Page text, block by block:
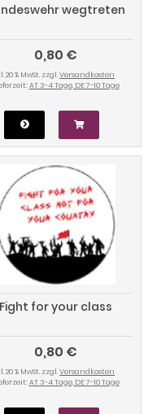
wegtreten
0,80 €
20 % MwSt. zzgl.Versandkosten
AT 3-4 Tage, DE 7-10 Tage
Fight for your class
0,80 €
20 % MwSt. zzgl.Versandkosten
AT 3-4 Tage, DE 7-10 Tage